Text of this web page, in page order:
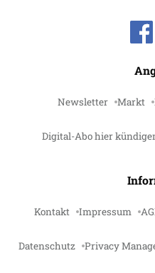
Newsletter Markt
Digital-Abo hier
Kontakt Impressum
Datenschutz Privacy